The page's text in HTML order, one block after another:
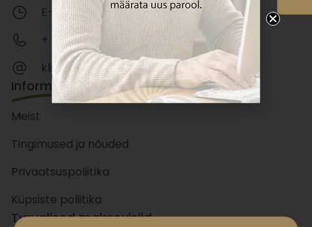
E-R 9:00-17:00
+ 372 58 363 123
klienditeenindus@luxador.ee
Informatsioon
Meist
Tingimused ja nõuded
Privaatsuspoliitika
Küpsiste poliitika
Turvalised maksevisiid